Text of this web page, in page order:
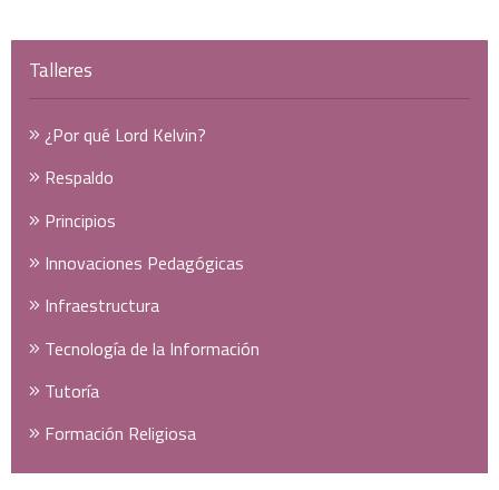
Talleres
¿Por qué Lord Kelvin?
Respaldo
Principios
Innovaciones Pedagógicas
Infraestructura
Tecnología de la Información
Tutoría
Formación Religiosa